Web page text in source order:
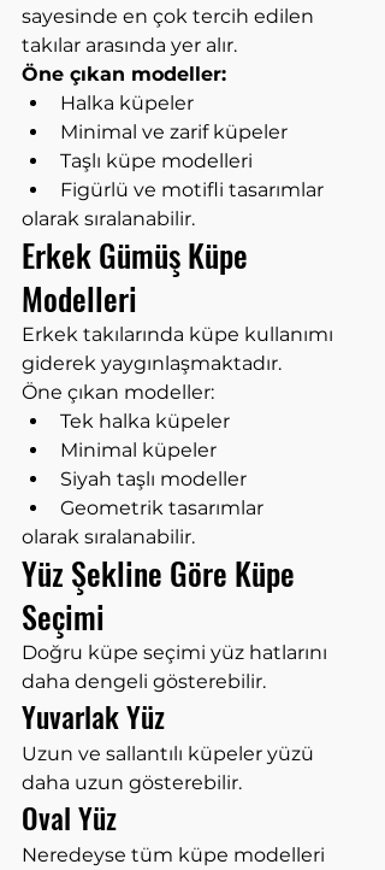
sayesinde en çok tercih edilen
takılar arasında yer alır.
Öne çıkan modeller:
Halka küpeler
Minimal ve zarif küpeler
Taşlı küpe modelleri
Figürlü ve motifli tasarımlar
olarak sıralanabilir.
Erkek Gümüş Küpe
Modelleri
Erkek takılarında küpe kullanımı
giderek yaygınlaşmaktadır.
Öne çıkan modeller:
Tek halka küpeler
Minimal küpeler
Siyah taşlı modeller
Geometrik tasarımlar
olarak sıralanabilir.
Yüz Şekline Göre Küpe
Seçimi
Doğru küpe seçimi yüz hatlarını
daha dengeli gösterebilir.
Yuvarlak Yüz
Uzun ve sallantılı küpeler yüzü
daha uzun gösterebilir.
Oval Yüz
Neredeyse tüm küpe modelleri